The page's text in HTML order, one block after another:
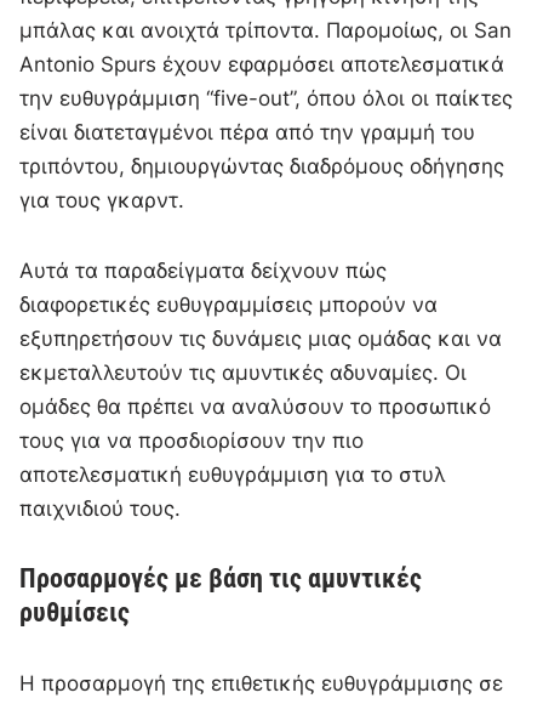
μπάλας και ανοιχτά τρίποντα. Παρομοίως, οι San
Antonio Spurs έχουν εφαρμόσει αποτελεσματικά
την ευθυγράμμιση “five-out”, όπου όλοι οι παίκτες
είναι διατεταγμένοι πέρα από την γραμμή του
τριπόντου, δημιουργώντας διαδρόμους οδήγησης
για τους γκαρντ.
Αυτά τα παραδείγματα δείχνουν πώς
διαφορετικές ευθυγραμμίσεις μπορούν να
εξυπηρετήσουν τις δυνάμεις μιας ομάδας και να
εκμεταλλευτούν τις αμυντικές αδυναμίες. Οι
ομάδες θα πρέπει να αναλύσουν το προσωπικό
τους για να προσδιορίσουν την πιο
αποτελεσματική ευθυγράμμιση για το στυλ
παιχνιδιού τους.
Προσαρμογές με βάση τις αμυντικές
ρυθμίσεις
Η προσαρμογή της επιθετικής ευθυγράμμισης σε